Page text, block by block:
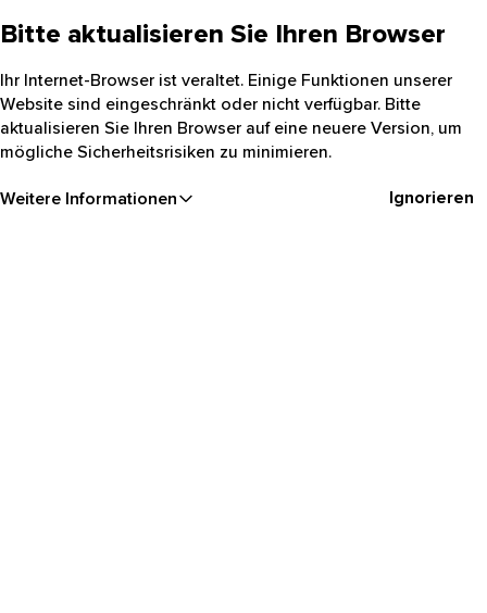
Bitte aktualisieren Sie Ihren Browser
Ihr Internet-Browser ist veraltet. Einige Funktionen unserer
Website sind eingeschränkt oder nicht verfügbar. Bitte
aktualisieren Sie Ihren Browser auf eine neuere Version, um
mögliche Sicherheitsrisiken zu minimieren.
Weitere Informationen Ignorieren